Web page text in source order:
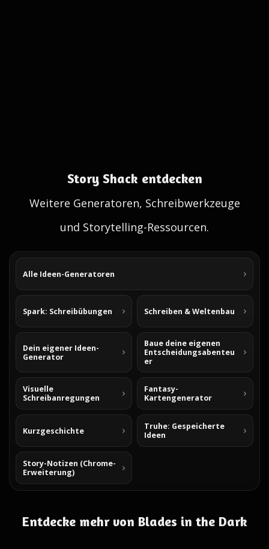
Story Shack entdecken
Weitere Generatoren, Schreibwerkzeuge
und Storytelling-Ressourcen.
Alle Ideen-Generatoren
Spark: Schreibübungen Schreiben & Weltenbau
Dein eigener Ideen-
Generator
Baue deine eigenen
Entscheidungsabenteu
er
Visuelle
Schreibanregungen
Fantasy-
Kartengenerator
Kurzgeschichte
Truhe: Gespeicherte
Ideen
Story-Notizen (Chrome-
Erweiterung)
Entdecke mehr von Blades in the Dark